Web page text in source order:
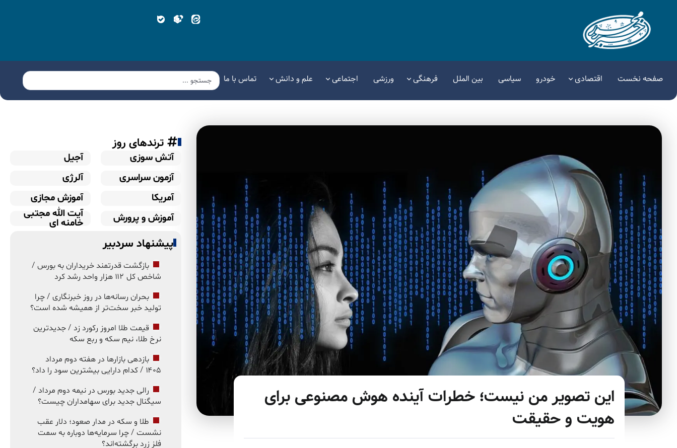
صفحه نخست اقتصادی خودرو سیاسی بین الملل فرهنگی ورزشی اجتماعی علم و دانش تماس با ما
این تصویر من نیست؛ خطرات آینده هوش مصنوعی برای
هویت و حقیقت
ترندهای روز
آتش سوزی
آجیل
آزمون سراسری
آلرژی
آمریکا
آموزش مجازی
آموزش و پرورش
آیت الله مجتبی
خامنه ای
پیشنهاد سردبیر
بازگشت قدرتمند خریداران به بورس /
شاخص کل ۱۱۲ هزار واحد رشد کرد
بحران رسانه‌ها در روز خبرنگاری / چرا
تولید خبر سخت‌تر از همیشه شده است؟
قیمت طلا امروز رکورد زد / جدیدترین
نرخ طلا، نیم سکه و ربع سکه
بازدهی بازارها در هفته دوم مرداد
۱۴۰۵ / کدام دارایی بیشترین سود را داد؟
رالی جدید بورس در نیمه دوم مرداد /
سیگنال جدید برای سهامداران چیست؟
طلا و سکه در مدار صعود؛ دلار عقب
نشست / چرا سرمایه‌ها دوباره به سمت
فلز زرد برگشته‌اند؟